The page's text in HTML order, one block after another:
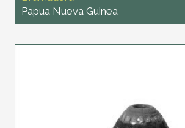
Papua Nueva Guinea